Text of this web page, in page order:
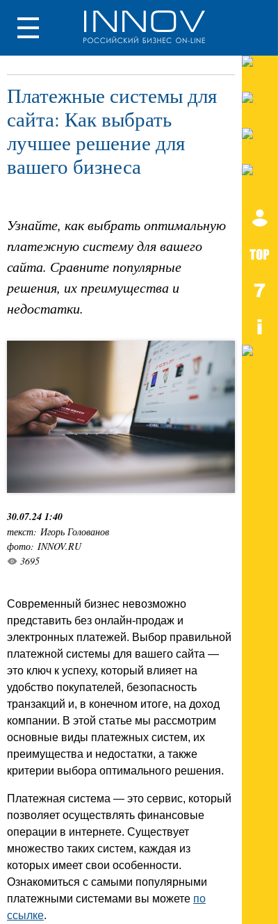
Платежные системы для
сайта: Как выбрать
лучшее решение для
вашего бизнеса
Узнайте, как выбрать оптимальную
платежную систему для вашего
сайта. Сравните популярные
решения, их преимущества и
недостатки.
30.07.24 1:40
текст: Игорь Голованов
фото: INNOV.RU
3695
Современный бизнес невозможно
представить без онлайн-продаж и
электронных платежей. Выбор правильной
платежной системы для вашего сайта —
это ключ к успеху, который влияет на
удобство покупателей, безопасность
транзакций и, в конечном итоге, на доход
компании. В этой статье мы рассмотрим
основные виды платежных систем, их
преимущества и недостатки, а также
критерии выбора оптимального решения.
Платежная система — это сервис, который
позволяет осуществлять финансовые
операции в интернете. Существует
множество таких систем, каждая из
которых имеет свои особенности.
Ознакомиться с самыми популярными
платежными системами вы можете по
ссылке.